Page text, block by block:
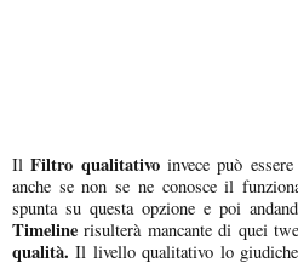
IlFiltro qualitativoinvece può
anche se non se ne conosce il
spunta su questa opzione e poi
Timeline risulterà mancante di quei
qualità.Il livello qualitativo lo